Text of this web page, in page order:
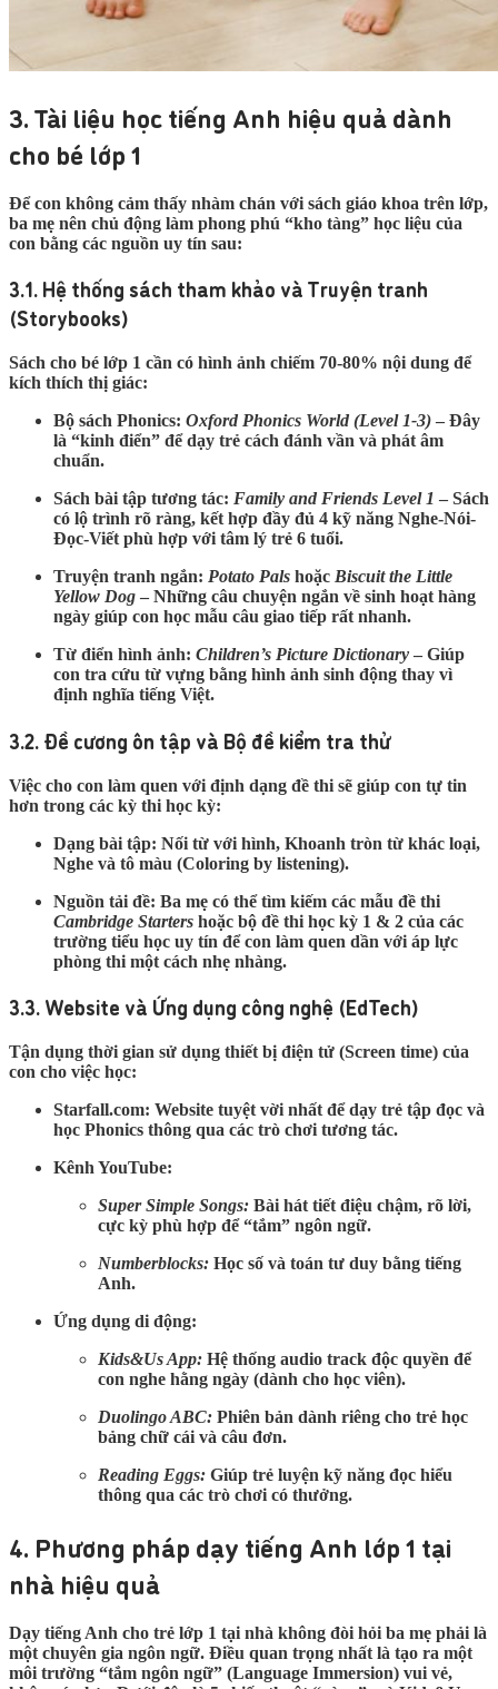
3. Tài liệu học tiếng Anh hiệu quả dành
cho bé lớp 1
Để con không cảm thấy nhàm chán với sách giáo khoa trên lớp,
ba mẹ nên chủ động làm phong phú “kho tàng” học liệu của
con bằng các nguồn uy tín sau:
3.1. Hệ thống sách tham khảo và Truyện tranh
(Storybooks)
Sách cho bé lớp 1 cần có hình ảnh chiếm 70-80% nội dung để
kích thích thị giác:
Bộ sách Phonics: Oxford Phonics World (Level 1-3) – Đây
là “kinh điển” để dạy trẻ cách đánh vần và phát âm
chuẩn.
Sách bài tập tương tác: Family and Friends Level 1 – Sách
có lộ trình rõ ràng, kết hợp đầy đủ 4 kỹ năng Nghe-Nói-
Đọc-Viết phù hợp với tâm lý trẻ 6 tuổi.
Truyện tranh ngắn: Potato Pals hoặc Biscuit the Little
Yellow Dog – Những câu chuyện ngắn về sinh hoạt hàng
ngày giúp con học mẫu câu giao tiếp rất nhanh.
Từ điển hình ảnh: Children’s Picture Dictionary – Giúp
con tra cứu từ vựng bằng hình ảnh sinh động thay vì
định nghĩa tiếng Việt.
3.2. Đề cương ôn tập và Bộ đề kiểm tra thử
Việc cho con làm quen với định dạng đề thi sẽ giúp con tự tin
hơn trong các kỳ thi học kỳ:
Dạng bài tập: Nối từ với hình, Khoanh tròn từ khác loại,
Nghe và tô màu (Coloring by listening).
Nguồn tải đề: Ba mẹ có thể tìm kiếm các mẫu đề thi
Cambridge Starters hoặc bộ đề thi học kỳ 1 & 2 của các
trường tiểu học uy tín để con làm quen dần với áp lực
phòng thi một cách nhẹ nhàng.
3.3. Website và Ứng dụng công nghệ (EdTech)
Tận dụng thời gian sử dụng thiết bị điện tử (Screen time) của
con cho việc học:
Starfall.com: Website tuyệt vời nhất để dạy trẻ tập đọc và
học Phonics thông qua các trò chơi tương tác.
Kênh YouTube:
Super Simple Songs: Bài hát tiết điệu chậm, rõ lời,
cực kỳ phù hợp để “tắm” ngôn ngữ.
Numberblocks: Học số và toán tư duy bằng tiếng
Anh.
Ứng dụng di động:
Kids&Us App: Hệ thống audio track độc quyền để
con nghe hằng ngày (dành cho học viên).
Duolingo ABC: Phiên bản dành riêng cho trẻ học
bảng chữ cái và câu đơn.
Reading Eggs: Giúp trẻ luyện kỹ năng đọc hiểu
thông qua các trò chơi có thưởng.
4. Phương pháp dạy tiếng Anh lớp 1 tại
nhà hiệu quả
Dạy tiếng Anh cho trẻ lớp 1 tại nhà không đòi hỏi ba mẹ phải là
một chuyên gia ngôn ngữ. Điều quan trọng nhất là tạo ra một
môi trường “tắm ngôn ngữ” (Language Immersion) vui vẻ,